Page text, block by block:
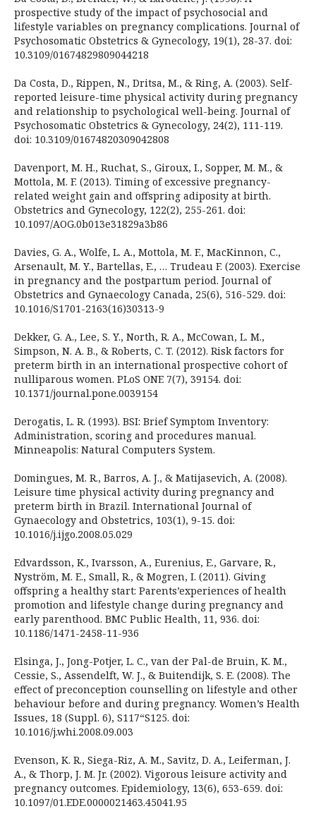
prospective study of the impact of psychosocial and
lifestyle variables on pregnancy complications. Journal of
Psychosomatic Obstetrics & Gynecology, 19(1), 28-37. doi:
10.3109/01674829809044218
Da Costa, D., Rippen, N., Dritsa, M., & Ring, A. (2003). Self-
reported leisure-time physical activity during pregnancy
and relationship to psychological well-being. Journal of
Psychosomatic Obstetrics & Gynecology, 24(2), 111-119.
doi: 10.3109/01674820309042808
Davenport, M. H., Ruchat, S., Giroux, I., Sopper, M. M., &
Mottola, M. F. (2013). Timing of excessive pregnancy-
related weight gain and offspring adiposity at birth.
Obstetrics and Gynecology, 122(2), 255-261. doi:
10.1097/AOG.0b013e31829a3b86
Davies, G. A., Wolfe, L. A., Mottola, M. F., MacKinnon, C.,
Arsenault, M. Y., Bartellas, E., … Trudeau F. (2003). Exercise
in pregnancy and the postpartum period. Journal of
Obstetrics and Gynaecology Canada, 25(6), 516-529. doi:
10.1016/S1701-2163(16)30313-9
Dekker, G. A., Lee, S. Y., North, R. A., McCowan, L. M.,
Simpson, N. A. B., & Roberts, C. T. (2012). Risk factors for
preterm birth in an international prospective cohort of
nulliparous women. PLoS ONE 7(7), 39154. doi:
10.1371/journal.pone.0039154
Derogatis, L. R. (1993). BSI: Brief Symptom Inventory:
Administration, scoring and procedures manual.
Minneapolis: Natural Computers System.
Domingues, M. R., Barros, A. J., & Matijasevich, A. (2008).
Leisure time physical activity during pregnancy and
preterm birth in Brazil. International Journal of
Gynaecology and Obstetrics, 103(1), 9-15. doi:
10.1016/j.ijgo.2008.05.029
Edvardsson, K., Ivarsson, A., Eurenius, E., Garvare, R.,
Nyström, M. E., Small, R., & Mogren, I. (2011). Giving
offspring a healthy start: Parents’experiences of health
promotion and lifestyle change during pregnancy and
early parenthood. BMC Public Health, 11, 936. doi:
10.1186/1471-2458-11-936
Elsinga, J., Jong-Potjer, L. C., van der Pal-de Bruin, K. M.,
Cessie, S., Assendelft, W. J., & Buitendijk, S. E. (2008). The
effect of preconception counselling on lifestyle and other
behaviour before and during pregnancy. Women’s Health
Issues, 18 (Suppl. 6), S117“S125. doi:
10.1016/j.whi.2008.09.003
Evenson, K. R., Siega-Riz, A. M., Savitz, D. A., Leiferman, J.
A., & Thorp, J. M. Jr. (2002). Vigorous leisure activity and
pregnancy outcomes. Epidemiology, 13(6), 653-659. doi:
10.1097/01.EDE.0000021463.45041.95